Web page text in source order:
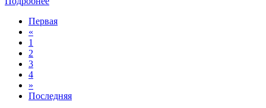
Первая
«
1
2
3
4
»
Последняя